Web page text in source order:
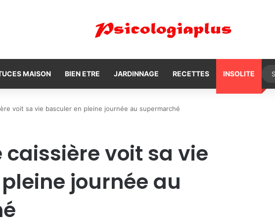
MAISON BIEN ETRE JARDINNAGE RECETTES INSOLITE
voit sa vie basculer en pleine journée au supermarché
caissière voit sa vie
journée au